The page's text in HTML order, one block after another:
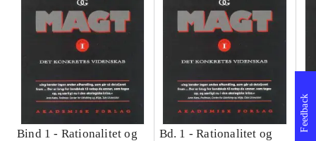
Bind 1 - Rationalitet og
Bd. 1 -Rationalitet og
Feedback